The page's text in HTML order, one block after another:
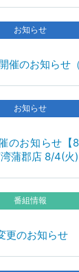
お知らせ
催のお知らせ（
お知らせ
のお知らせ【
郡店 8/4(火)
番組情報
更のお知らせ